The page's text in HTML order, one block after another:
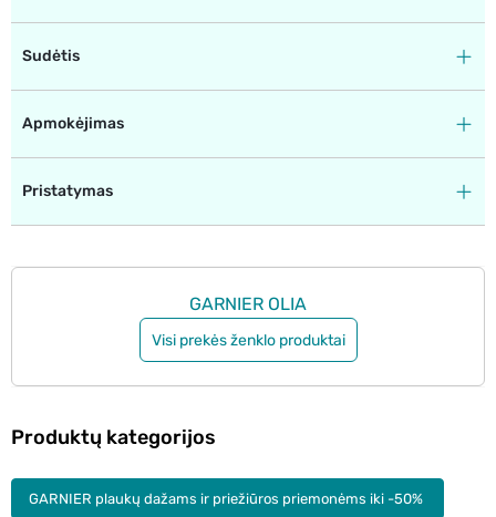
Sudėtis
Apmokėjimas
Pristatymas
GARNIER OLIA
Visi prekės ženklo produktai
Produktų kategorijos
GARNIER plaukų dažams ir priežiūros priemonėms iki -50%